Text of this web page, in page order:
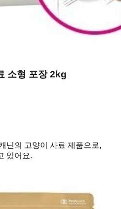
소형 포장 2kg
닌의 고양이 사료 제품으로,
있어요.